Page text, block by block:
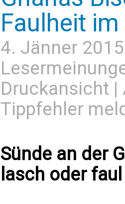
Faulheit
4. Jänner
Druckansicht |
Tippfehler
Sünde an der
lasch oder